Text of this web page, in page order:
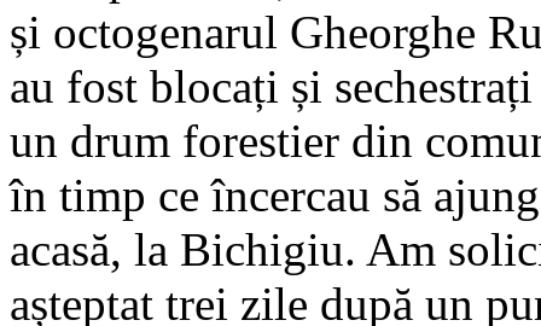
și octogenarul Gheorghe
au fost blocați și
un drum forestier din
în timp ce încercau să
acasă, la Bichigiu. Am
așteptat trei zile după un